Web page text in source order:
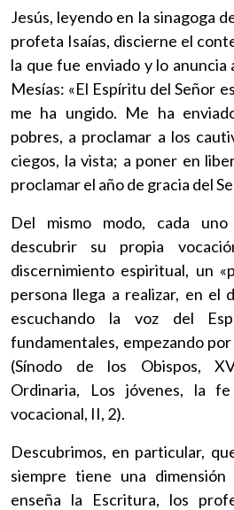
Jesús, leyendo en la sinagoga
profeta Isaías, discierne el
la que fue enviado y lo anuncia
Mesías: «El Espíritu del Señor
me ha ungido. Me ha
pobres, a proclamar a los
ciegos, la vista; a poner en
proclamar el año de gracia del
Del mismo modo, cada
descubrir su propia
discernimiento espiritual, un
persona llega a realizar, en el
escuchando la voz del
fundamentales, empezando
(Sínodo de los Obispos,
Ordinaria, Los jóvenes, la
vocacional, II, 2).
Descubrimos, en particular,
siempre tiene una
enseña la Escritura, los